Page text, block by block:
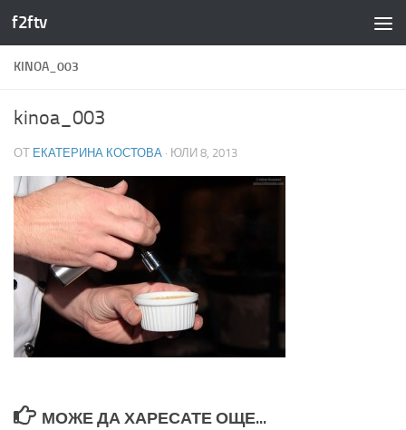
Към съдържанието
f2ftv
KINOA_003
kinoa_003
ОТ ЕКАТЕРИНА КОСТОВА · ЮЛИ 8, 2013
МОЖЕ ДА ХАРЕСАТЕ ОЩЕ...